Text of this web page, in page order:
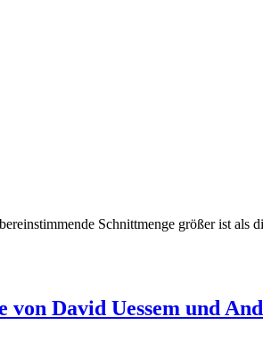
Schnittmenge größer ist
David Uessem und